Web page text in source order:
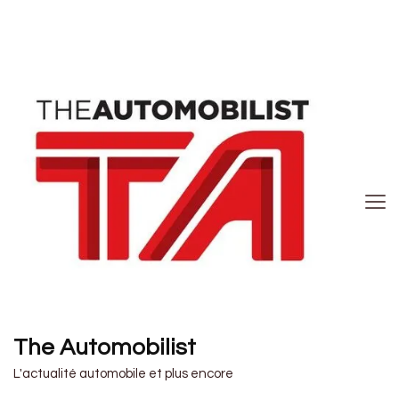
The Automobilist
L'actualité automobile et plus encore